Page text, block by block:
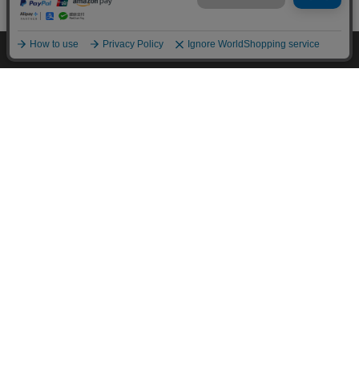
在庫切れ mail_outline入荷したらメールでお知らせ
HOME 探す ログイン お気に入り お知らせ